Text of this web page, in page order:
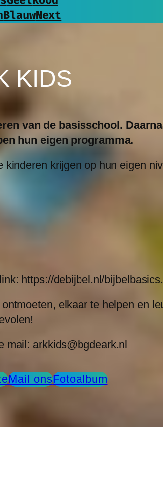
BlauwNext
KIDS
van de basisschool.
hun eigen programma.
krijgen op hun eigen
https://debijbel.nl/bijbelbasics.
elkaar te helpen en
mail: arkkids@bgdeark.nl
Mail onsFotoalbum